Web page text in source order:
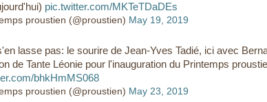
pic.twitter.com/MKTeTDaDEs
proustien (@proustien) May 19, 2019
lasse pas: le sourire de Jean-Yves Tadié, ici avec
de Tante Léonie pour l'inauguration du Printemps
bhkHmMS068
proustien (@proustien) May 23, 2019